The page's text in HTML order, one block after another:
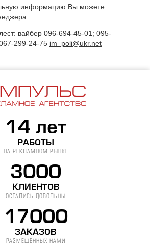
информацию Вы можете
вайбер 096-694-45-01; 095-
299-24-75 im_poli@ukr.net
14 лет
РАБОТЫ
НА РЕКЛАМНОМ РЫНКЕ
3000
КЛИЕНТОВ
ОСТАЛИСЬ ДОВОЛЬНЫ
17000
ЗАКАЗОВ
РАЗМЕЩЕННЫХ НАМИ